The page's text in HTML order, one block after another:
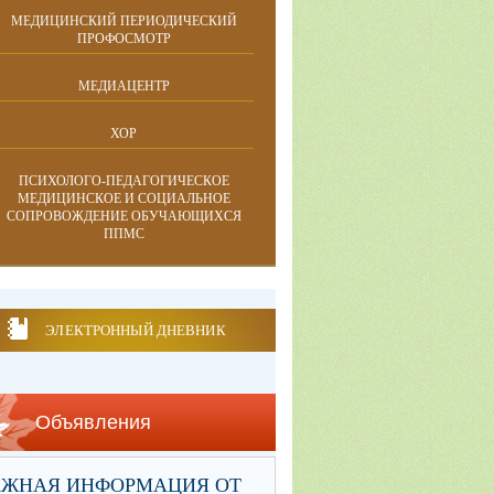
МЕДИЦИНСКИЙ ПЕРИОДИЧЕСКИЙ
ПРОФОСМОТР
МЕДИАЦЕНТР
ХОР
ПСИХОЛОГО-ПЕДАГОГИЧЕСКОЕ
МЕДИЦИНСКОЕ И СОЦИАЛЬНОЕ
СОПРОВОЖДЕНИЕ ОБУЧАЮЩИХСЯ
ППМС
ЭЛЕКТРОННЫЙ ДНЕВНИК
Объявления
ИНФОРМАЦИЯ ОТ